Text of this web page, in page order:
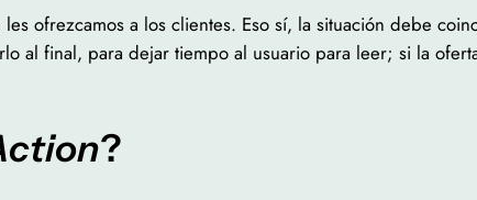
ofrezcamos a los clientes. Eso sí, la situación debe
al final, para dejar tiempo al usuario para leer; si la
?